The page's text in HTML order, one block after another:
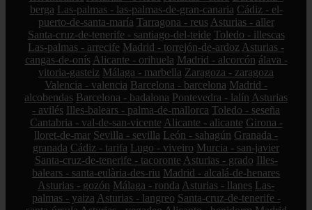
berga Las-palmas - las-palmas-de-gran-canaria Cádiz - el-
puerto-de-santa-maría Tarragona - reus Asturias - aller
Santa-cruz-de-tenerife - santiago-del-teide Toledo - illescas
Las-palmas - arrecife Madrid - torrejón-de-ardoz Asturias -
cangas-de-onís Alicante - orihuela Madrid - alcorcón álava -
vitoria-gasteiz Málaga - marbella Zaragoza - zaragoza
Valencia - valencia Barcelona - barcelona Madrid -
alcobendas Barcelona - badalona Pontevedra - lalín Asturias
- avilés Illes-balears - palma-de-mallorca Toledo - seseña
Cantabria - val-de-san-vicente Alicante - alicante Girona -
lloret-de-mar Sevilla - sevilla León - sahagún Granada -
granada Cádiz - tarifa Lugo - viveiro Murcia - san-javier
Santa-cruz-de-tenerife - tacoronte Asturias - grado Illes-
balears - santa-eulària-des-riu Madrid - alcalá-de-henares
Asturias - gozón Málaga - ronda Asturias - llanes Las-
palmas - yaiza Asturias - langreo Santa-cruz-de-tenerife -